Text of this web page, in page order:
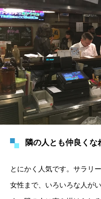
隣の人とも仲良くな
とにかく人気です。サラリ
女性まで、いろいろな人が